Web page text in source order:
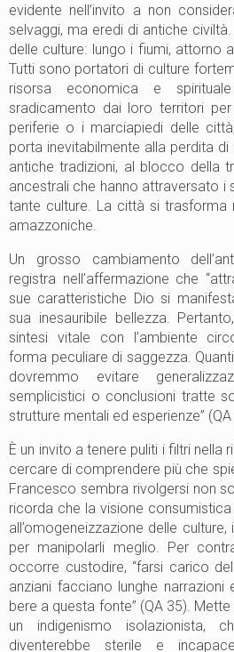
evidente nell’invito a non
selvaggi, ma eredi di antiche
delle culture: lungo i fiumi, attorno
Tutti sono portatori di culture
risorsa economica e
sradicamento dai loro territori
periferie o i marciapiedi delle
porta inevitabilmente alla perdita di
antiche tradizioni, al blocco della
ancestrali che hanno attraversato i
tante culture. La città si trasforma
amazzoniche.
Un grosso cambiamento
registra nell’affermazione che
sue caratteristiche Dio si
sua inesauribile bellezza.
sintesi vitale con l’ambiente
forma peculiare di saggezza.
dovremmo evitare
semplicistici o conclusioni tratte
strutture mentali ed esperienze” (QA
È un invito a tenere puliti i filtri
cercare di comprendere più che
Francesco sembra rivolgersi non
ricorda che la visione
all’omogeneizzazione delle
per manipolarli meglio. Per
occorre custodire, “farsi carico
anziani facciano lunghe
bere a questa fonte” (QA 35).
un indigenismo isolazionista,
diventerebbe sterile e